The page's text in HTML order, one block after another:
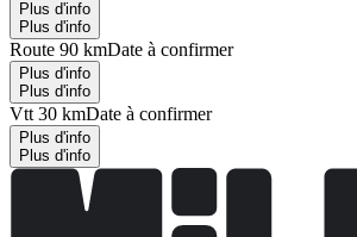
Plus d'info
Plus d'info
Route 90 kmDate à confirmer
Plus d'info
Plus d'info
Vtt 30 kmDate à confirmer
Plus d'info
Plus d'info